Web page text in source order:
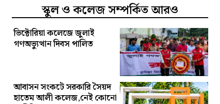
স্কুল ও কলেজ সম্পর্কিত আরও
ভিক্টোরিয়া কলেজে জুলাই
গণঅভ্যুত্থান দিবস পালিত
আবাসন সংকটে সরকারি সৈয়দ
হাতেম আলী কলেজ,নেই কোনো